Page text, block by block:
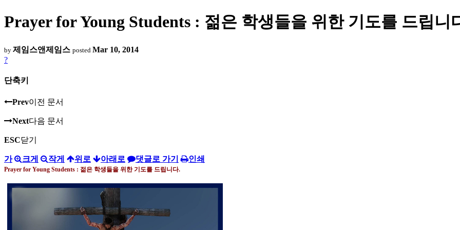
Prayer for Young Students : 젊은 학생들을 위한 기도를 드립니
by 제임스앤제임스 posted Mar 10, 2014
?
단축키
Prev이전 문서
Next다음 문서
ESC닫기
가 크게 작게 위로 아래로 댓글로 가기 인쇄
Prayer for Young Students : 젊은 학생들을 위한 기도를 드립니다.